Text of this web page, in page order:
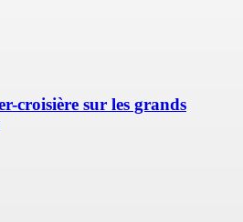
croisière sur les grands